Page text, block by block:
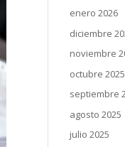
enero 2026
diciembre
noviembre
octubre 2025
septiembre
agosto 2025
julio 2025